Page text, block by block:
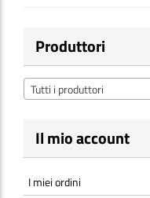
Produttori
Tutti i produttori
Il mio account
I miei ordini